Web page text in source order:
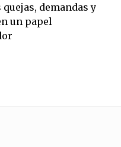
demandas y
un papel